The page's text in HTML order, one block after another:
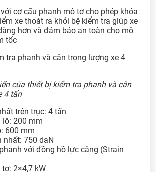
cơ cấu phanh mô tơ cho phép khóa
xe thoát ra khỏi bệ kiểm tra giúp xe
hơn và đảm bảo an toàn cho mô
tốc
của thiết bị kiểm tra phanh và cân
4 tấn
trên trục: 4 tấn
200 mm
600 mm
nhất: 750 daN
với đồng hồ lực căng (Strain
2×4,7 kW